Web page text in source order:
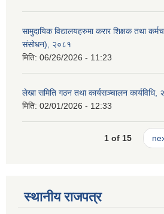
सामुदायिक विद्यालयहरुमा करार शिक्षक तथा
संसोधन), २०८१
मिति: 06/26/2026 - 11:23
लेखा समिति गठन तथा कार्यसञ्चालन कार्यविधि,
मिति: 02/01/2026 - 12:33
1 of 15
स्थानीय राजपत्र